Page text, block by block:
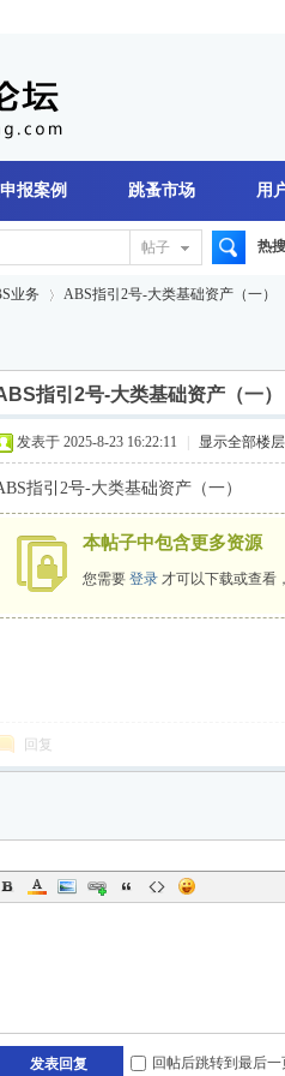
报案例 跳蚤市场 用
帖子
索
热
业务
›
ABS指引2号-大类基础资产（一）
指引2号-大类基础资产（一）
发表于 2025-8-23 16:22:11 显示全部楼层
指引2号-大类基础资产（一）
本帖子中包含更多资源
您需要 登录 才可以下载或查看
回复
发表回复 回帖后跳转到最后一